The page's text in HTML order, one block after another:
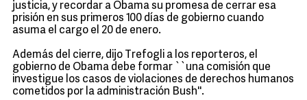
justicia, y recordar a Obama su promesa de cerrar esa
prisión en sus primeros 100 días de gobierno cuando
asuma el cargo el 20 de enero.
Además del cierre, dijo Trefogli a los reporteros, el
gobierno de Obama debe formar ``una comisión que
investigue los casos de violaciones de derechos humanos
cometidos por la administración Bush''.